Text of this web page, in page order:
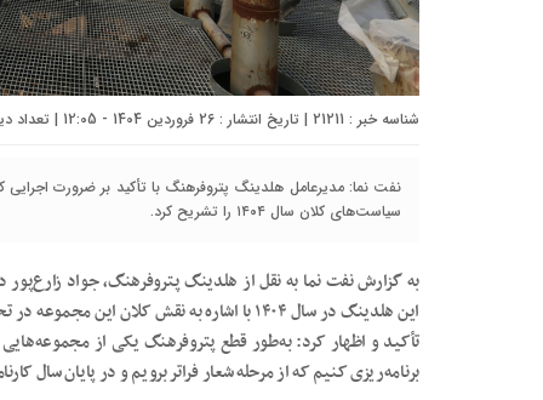
شناسه خبر : 21211 | تاریخ انتشار : 26 فروردین 1404 - 12:05 | تعداد دیدگاه :
نفت نما: مدیرعامل هلدینگ پتروفرهنگ با تأکید بر ضرورت
سیاست‌های کلان سال ۱۴۰۴ را تشریح کرد.
این هلدینگ در سال ۱۴۰۴ با اشاره به نقش کلان
تأکید و اظهار کرد: به‌طور قطع پتروفرهنگ یکی از
برنامه‌ریزی کنیم که از مرحله شعار فراتر برویم و در پایان سال